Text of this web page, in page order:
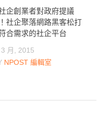
企創業者對政府提議
社企聚落網路黑客松打
合需求的社企平台
月, 2015
NPOST 編輯室